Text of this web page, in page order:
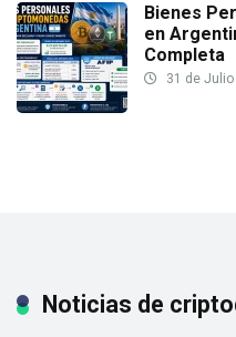
Bienes
en
Completa
31 de
Noticias de